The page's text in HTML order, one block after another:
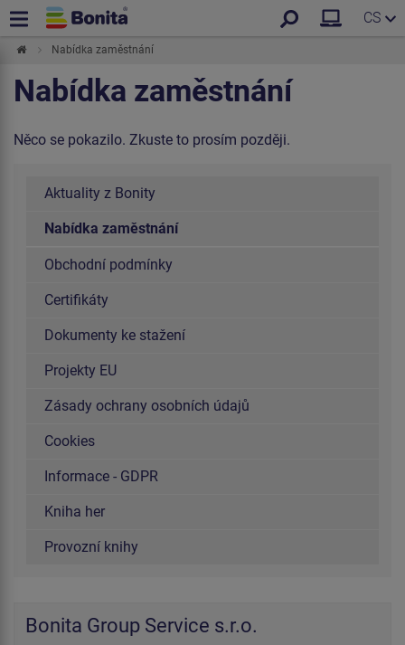
CS
Nabídka zaměstnání
Nabídka zaměstnání
Něco se pokazilo. Zkuste to prosím později.
Aktuality z Bonity
Nabídka zaměstnání
Obchodní podmínky
Certifikáty
Dokumenty ke stažení
Projekty EU
Zásady ochrany osobních údajů
Cookies
Informace - GDPR
Kniha her
Provozní knihy
Bonita Group Service s.r.o.